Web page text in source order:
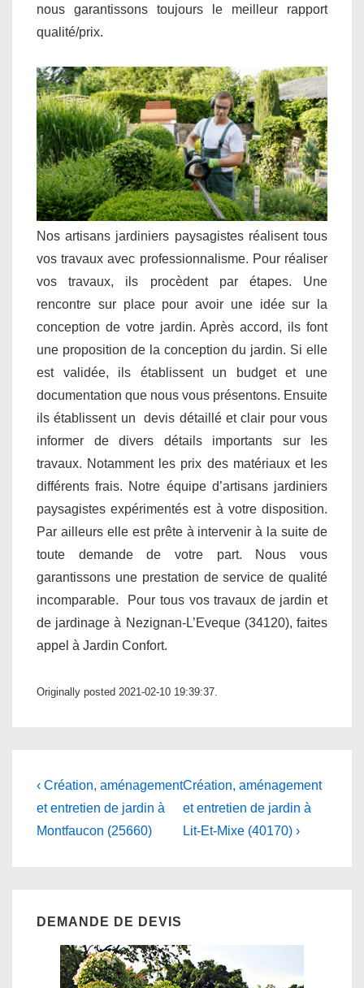
nous garantissons toujours le meilleur rapport
qualité/prix.
Nos artisans jardiniers paysagistes réalisent tous
vos travaux avec professionnalisme. Pour réaliser
vos travaux, ils procèdent par étapes. Une
rencontre sur place pour avoir une idée sur la
conception de votre jardin. Après accord, ils font
une proposition de la conception du jardin. Si elle
est validée, ils établissent un budget et une
documentation que nous vous présentons. Ensuite
ils établissent un devis détaillé et clair pour vous
informer de divers détails importants sur les
travaux. Notamment les prix des matériaux et les
différents frais. Notre équipe d’artisans jardiniers
paysagistes expérimentés est à votre disposition.
Par ailleurs elle est prête à intervenir à la suite de
toute demande de votre part. Nous vous
garantissons une prestation de service de qualité
incomparable. Pour tous vos travaux de jardin et
de jardinage à Nezignan-L’Eveque (34120), faites
appel à Jardin Confort.
Originally posted 2021-02-10 19:39:37.
Navigation
de
l’article
Previous
Post
is
‹ Création, aménagement
et entretien de jardin à
Montfaucon (25660)
Next
Post
is
Création, aménagement
et entretien de jardin à
Lit-Et-Mixe (40170) ›
DEMANDE DE DEVIS